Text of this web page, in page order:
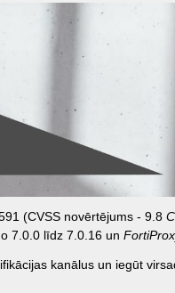
(CVSS novērtējums - 9.8
7.0.0 līdz 7.0.16 un
kanālus un iegūt